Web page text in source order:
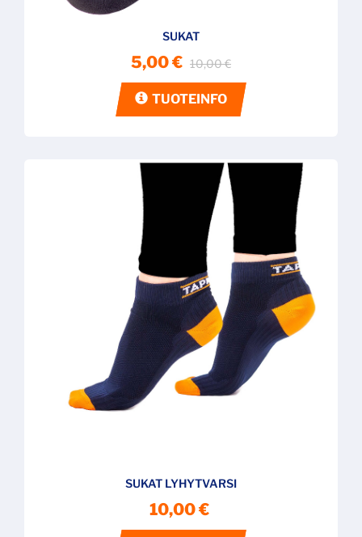
SUKAT
5,00 € 10,00 €
TUOTEINFO
SUKAT LYHYTVARSI
10,00 €